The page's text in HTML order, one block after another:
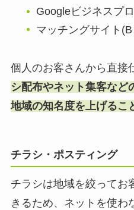
Googleビジネスプ
マッチングサイト
個人のお客さんから直接
シ配布やネット集客など
地域の知名度を上げるこ
チラシ・ポスティング
チラシは地域を絞ってお
きるため、ネットを使わ